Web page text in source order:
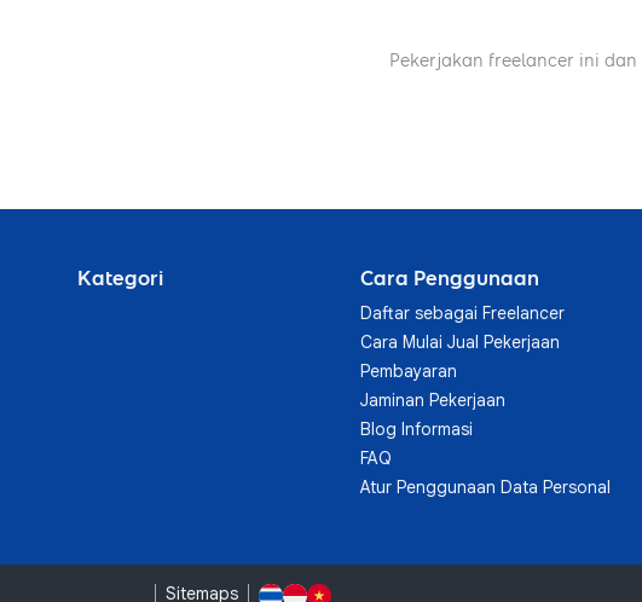
Pekerjakan freelancer ini
Kategori Cara Penggunaan
Daftar sebagai Freelancer
Cara Mulai Jual Pekerjaan
Pembayaran
Jaminan Pekerjaan
Blog Informasi
FAQ
Atur Penggunaan Data Personal
Sitemaps